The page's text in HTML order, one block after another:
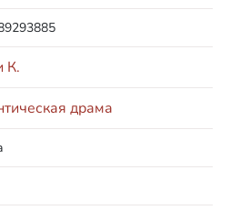
К.
драма